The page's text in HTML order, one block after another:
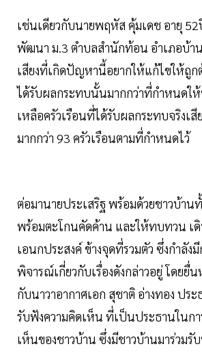
เช่นเดียวกับนายพฤหัส คุ้มเดช อายุ 52
พัฒนา ม.3 ตำบลสำนักท้อน อำเภอบ้าน
เสียงที่เกิดปัญหานี้อยากให้แก้ไขให้ถูก
ได้รับผลกระทบนั้นมากกว่าที่กำหนดใ
เหลือครัวเรือนที่ได้รับผลกระทบจริงเสี
มากกว่า 93 ครัวเรือนตามที่กำหนดไว้
ต่อมานายประเสริฐ พร้อมด้วยชาวบ้าน
พร้อมตะโกนคัดค้าน และให้ทบทวน เ
เอนกประสงค์ ข้างจุดที่รวมตัว ซึ่งกำลัง
พิจารณ์เกี่ยวกับเรื่องดังกล่าวอยู่ โดยยื่
กับนาวาอากาศเอก สุชาติ อ่างทอง ปร
รับฟังความคิดเห็น ที่เป็นประธานในก
เห็นของชาวบ้าน ซึ่งมีชาวบ้านมาร่วมรั